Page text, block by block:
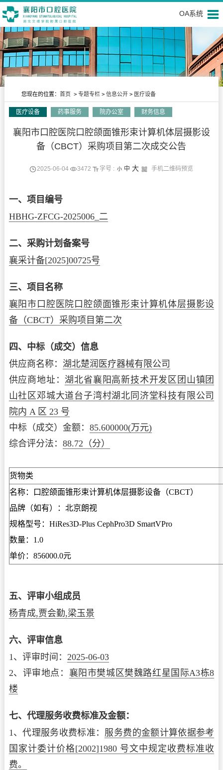
OA系统
信息公开
您现在的位置： 首页> 专题专栏 > 信息公开> 医疗设备
医疗设备 药事服务 院办公室 财务信息
襄阳市口腔医院口腔颌面锥形束计算机体层摄影设
备（CBCT）采购项目第二次成交公告
2025-06-04 3472 字号 : 小 中 大 手机二维码预览
一、项目编号
HBHG-ZFCG-2025006_二
二、采购计划备案号
襄采计备[2025]00725号
三、项目名称
襄阳市口腔医院口腔颌面锥形束计算机体层摄影设
备（CBCT）采购项目第二次
四、中标（成交）信息
供应商名称： 湖北楚润医疗器械有限公司
供应商地址： 湖北省襄阳高新技术开发区团山镇团
山社区邓城大道台子湾村湖北同济堂科技有限公司
院内 A 区 23 号
中标（成交）金额： 85.600000(万元)
综合评分法： 88.72（分）
货物类
名称：口腔颌面锥形束计算机体层摄影设备（CBCT）
品牌（如有）：北京朗视
规格型号：HiRes3D-Plus CephPro3D SmartVPro
数量：1.0
单价：856000.0元
五、评审小组成员
杨青成,贾会勤,梁玉景
六、评审信息
1、评审时间： 2025-06-03
2、评审地点： 襄阳市樊城区樊魏路红星国际A3栋8
楼
七、代理服务收费标准及金额：
1、代理服务收费标准： 服务费的金额计算依据参考
国家计委计价格[2002]1980 号文中规定收费标准收
费。